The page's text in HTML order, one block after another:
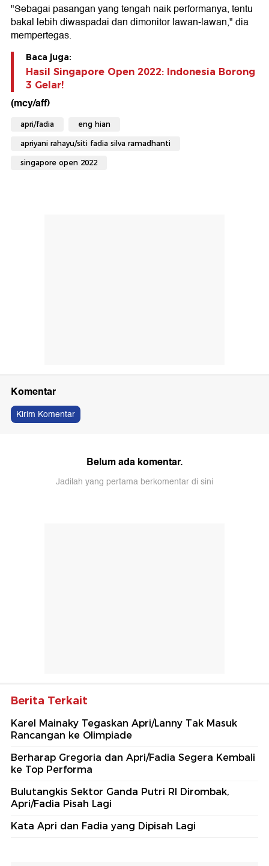
"Sebagai pasangan yang tengah naik performanya, tentu
bakal lebih diwaspadai dan dimonitor lawan-lawan," dia
mempertegas.
Baca juga:
Hasil Singapore Open 2022: Indonesia Borong
3 Gelar!
(mcy/aff)
apri/fadia eng hian
apriyani rahayu/siti fadia silva ramadhanti
singapore open 2022
Komentar
Kirim Komentar
Belum ada komentar.
Jadilah yang pertama berkomentar di sini
Berita Terkait
Karel Mainaky Tegaskan Apri/Lanny Tak Masuk
Rancangan ke Olimpiade
Berharap Gregoria dan Apri/Fadia Segera Kembali
ke Top Performa
Bulutangkis Sektor Ganda Putri RI Dirombak,
Apri/Fadia Pisah Lagi
Kata Apri dan Fadia yang Dipisah Lagi